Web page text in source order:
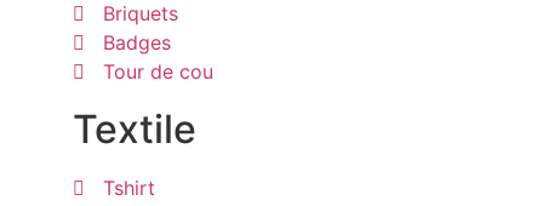
Briquets
Badges
Tour de cou
Textile
Tshirt